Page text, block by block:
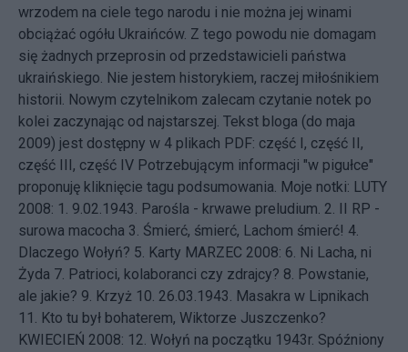
wrzodem na ciele tego narodu i nie można jej winami
obciążać ogółu Ukraińców. Z tego powodu nie domagam
się żadnych przeprosin od przedstawicieli państwa
ukraińskiego. Nie jestem historykiem, raczej miłośnikiem
historii. Nowym czytelnikom zalecam czytanie notek po
kolei zaczynając od najstarszej. Tekst bloga (do maja
2009) jest dostępny w 4 plikach PDF: część I, część II,
część III, część IV Potrzebującym informacji "w pigułce"
proponuję kliknięcie tagu podsumowania. Moje notki: LUTY
2008: 1. 9.02.1943. Parośla - krwawe preludium. 2. II RP -
surowa macocha 3. Śmierć, śmierć, Lachom śmierć! 4.
Dlaczego Wołyń? 5. Karty MARZEC 2008: 6. Ni Lacha, ni
Żyda 7. Patrioci, kolaboranci czy zdrajcy? 8. Powstanie,
ale jakie? 9. Krzyż 10. 26.03.1943. Masakra w Lipnikach
11. Kto tu był bohaterem, Wiktorze Juszczenko?
KWIECIEŃ 2008: 12. Wołyń na początku 1943r. Spóźniony